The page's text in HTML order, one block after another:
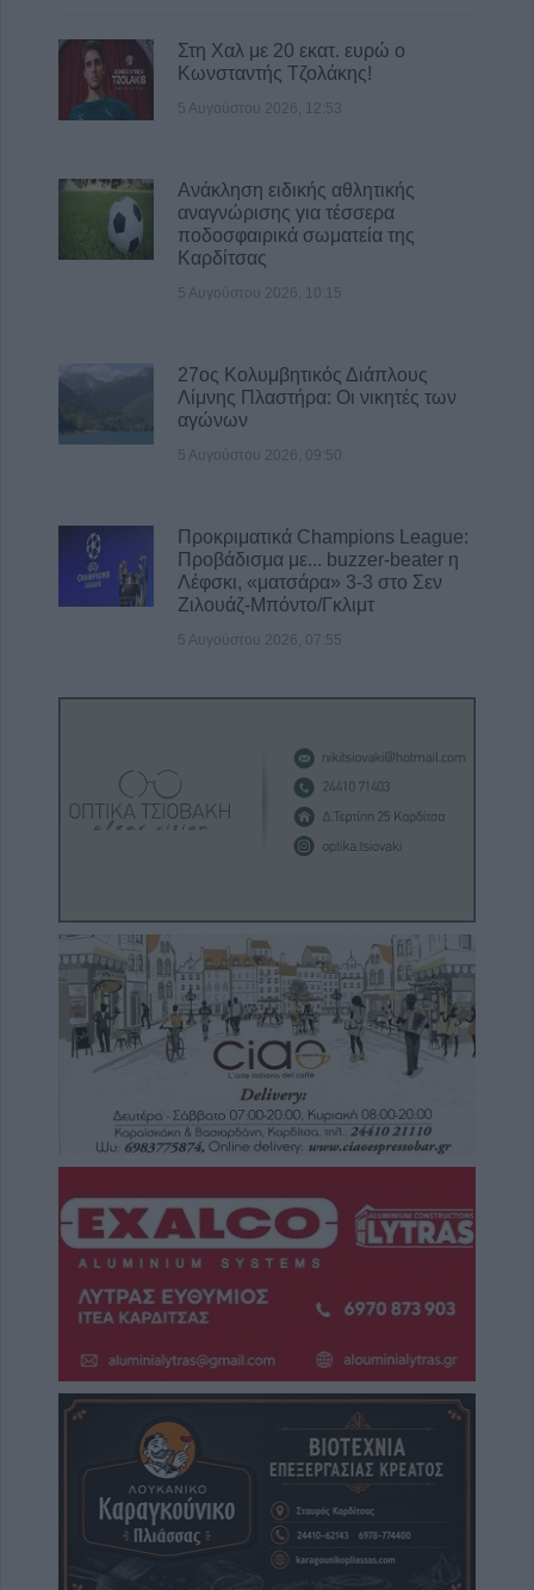
Στη Χαλ με 20 εκατ. ευρώ ο
Κωνσταντής Τζολάκης!
5 Αυγούστου 2026, 12:53
Ανάκληση ειδικής αθλητικής
αναγνώρισης για τέσσερα
ποδοσφαιρικά σωματεία της
Καρδίτσας
5 Αυγούστου 2026, 10:15
27ος Κολυμβητικός Διάπλους
Λίμνης Πλαστήρα: Οι νικητές των
αγώνων
5 Αυγούστου 2026, 09:50
Προκριματικά Champions League:
Προβάδισμα με... buzzer-beater η
Λέφσκι, «ματσάρα» 3-3 στο Σεν
Ζιλουάζ-Μπόντο/Γκλιμτ
5 Αυγούστου 2026, 07:55